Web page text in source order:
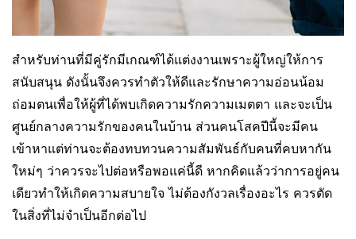
สำหรับท่านที่มีคู่รักมีเกณฑ์ได้แต่งงานเพราะผู้ใหญ่ให้การ
สนับสนุน ดังนั้นจึงควรทำตัวให้ดีและรักษาความอ่อนน้อม
ถ่อมตนเพื่อให้ผู้ที่ได้พบเกิดความรักความเมตตา และจะเป็น
ศูนย์กลางความรักของคนในบ้าน ส่วนคนโสคปีนี้จะมีคน
เข้าหาแต่ท่านจะต้องทบทวนความสัมพันธ์กับคนที่คบหากัน
ใหม่ๆ ว่าควรจะไปต่อหรือพอแค่นี้ดี หากคิดแล้วว่าการอยู่คน
เดียวทำให้เกิดความสบายใจ ไม่ต้องกังวลเรื่องอะไร ควรตัด
ในสิ่งที่ไม่จำเป็นอีกต่อไป